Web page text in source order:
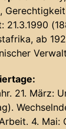
Gerechtigkeit
21.3.1990
ab
21. März:
4. Mai: